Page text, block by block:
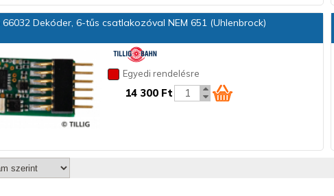
66032 Dekóder, 6-tűs csatlakozóval NEM 651 (Uhlenbrock)
Egyedi rendelésre
14 300 Ft